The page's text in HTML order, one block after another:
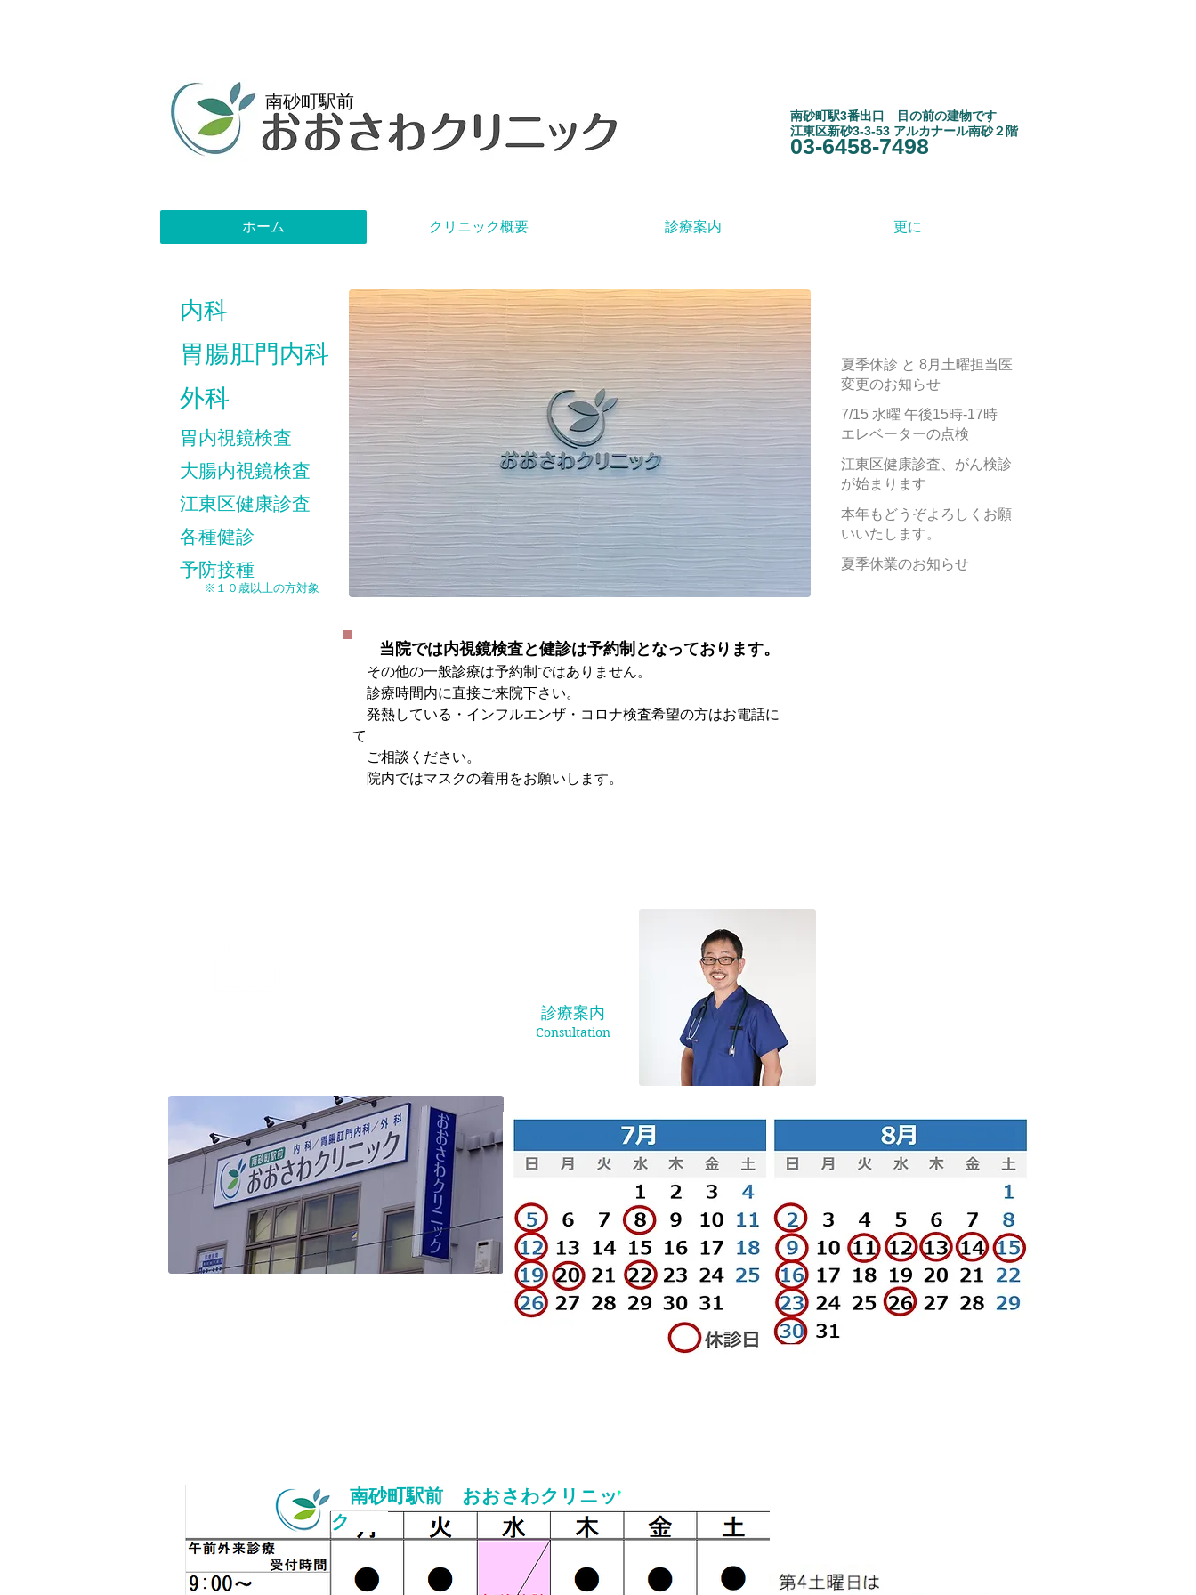
南砂町駅前
南砂町駅3​番出口 目の前の建物です
江東区新砂3-3-53 アルカナール南砂２階
03-6458-7498
ホーム クリニック概要 診療案内 更に
内科
胃腸肛門内科
​外科
胃内視鏡検査
大腸内視鏡検査
江東区健康診査
各種健診
予防接種
※１０歳以上の方対象
夏季休診 と 8月土曜担当医
変更のお知らせ
7/15 水曜 午後15時-17時
エレベーターの点検
江東区健康診査、がん検診
が始まります
本年もどうぞよろしくお願
いいたします。
夏季休業のお知らせ
当院では内視鏡検査と健診は予約制となっております。
その他の一般診療は予約制ではありません。
診療時間内に直接ご来院下さい。
発熱している・インフルエンザ・コロナ検査希望の方はお電話に
て
ご相談ください。
院内ではマスクの着用をお願いします。
診療案内
Consultation
南砂町駅前 おおさわクリニッ
ク